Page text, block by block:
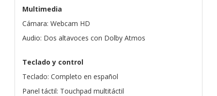
Multimedia
Cámara: Webcam HD
Audio: Dos altavoces con Dolby Atmos
Teclado y control
Teclado: Completo en español
Panel táctil: Touchpad multitáctil